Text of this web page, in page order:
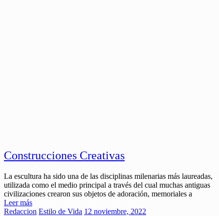
Construcciones Creativas
La escultura ha sido una de las disciplinas milenarias más laureadas,
utilizada como el medio principal a través del cual muchas antiguas
civilizaciones crearon sus objetos de adoración, memoriales a
Leer más
Redaccion Estilo de Vida 12 noviembre, 2022